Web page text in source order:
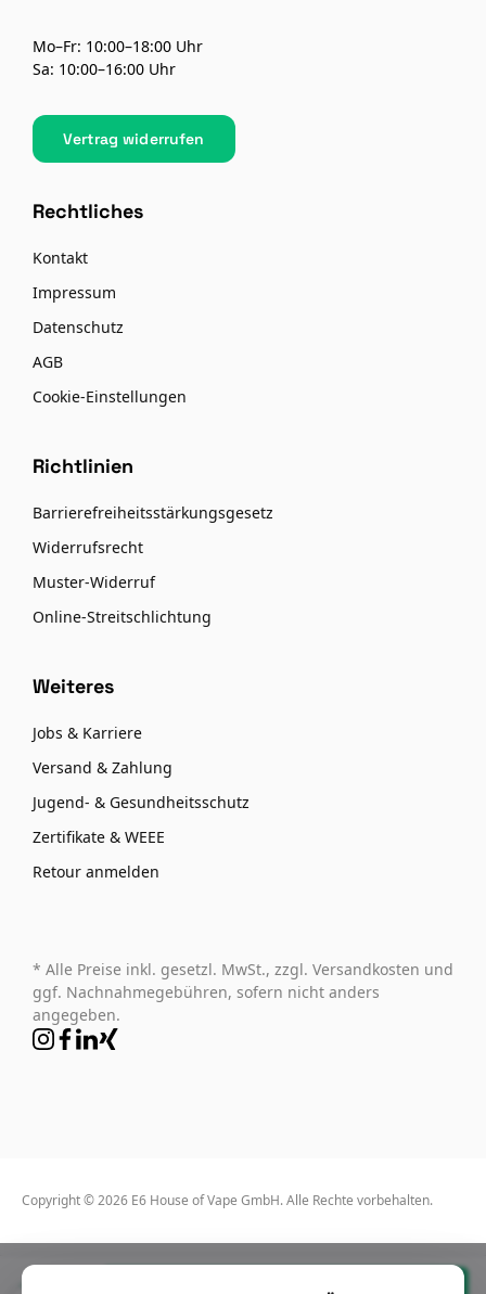
Mo–Fr: 10:00–18:00 Uhr
Sa: 10:00–16:00 Uhr
Vertrag widerrufen
Rechtliches
Kontakt
Impressum
Datenschutz
AGB
Cookie-Einstellungen
Richtlinien
Barrierefreiheitsstärkungsgesetz
Widerrufsrecht
Muster-Widerruf
Online-Streitschlichtung
Weiteres
Jobs & Karriere
Versand & Zahlung
Jugend- & Gesundheitsschutz
Zertifikate & WEEE
Retour anmelden
* Alle Preise inkl. gesetzl. MwSt., zzgl. Versandkosten und
ggf. Nachnahmegebühren, sofern nicht anders
angegeben.
Copyright © 2026 E6 House of Vape GmbH. Alle Rechte vorbehalten.